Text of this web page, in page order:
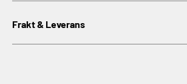
Frakt & Leverans